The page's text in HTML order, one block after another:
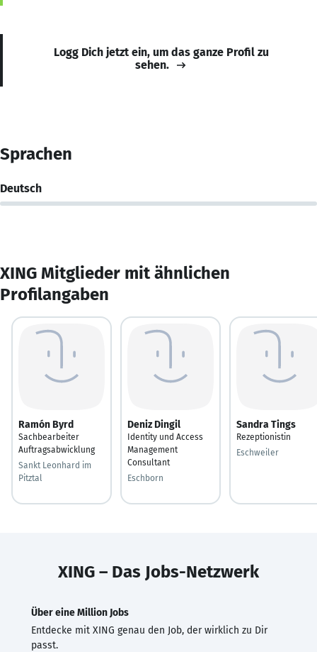
Logg Dich jetzt ein, um das ganze Profil zu
sehen.
Sprachen
Deutsch
XING Mitglieder mit ähnlichen
Profilangaben
Ramón Byrd
Sachbearbeiter
Auftragsabwicklung
Sankt Leonhard im
Pitztal
Deniz Dingil
Identity und Access
Management
Consultant
Eschborn
Sandra Tings
Rezeptionistin
Eschweiler
XING – Das Jobs-Netzwerk
Über eine Million Jobs
Entdecke mit XING genau den Job, der wirklich zu Dir
passt.